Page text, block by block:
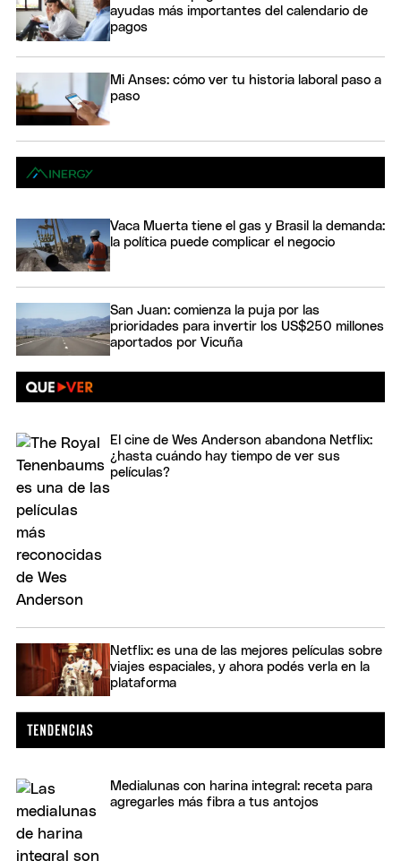
ayudas más importantes del calendario de
pagos
Mi Anses: cómo ver tu historia laboral paso a
paso
Vaca Muerta tiene el gas y Brasil la demanda:
la política puede complicar el negocio
San Juan: comienza la puja por las
prioridades para invertir los US$250 millones
aportados por Vicuña
El cine de Wes Anderson abandona Netflix:
¿hasta cuándo hay tiempo de ver sus
películas?
Netflix: es una de las mejores películas sobre
viajes espaciales, y ahora podés verla en la
plataforma
Medialunas con harina integral: receta para
agregarles más fibra a tus antojos